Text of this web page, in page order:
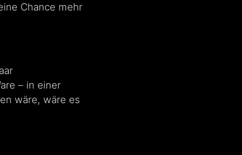
Chance mehr
– in einer
wäre, wäre es